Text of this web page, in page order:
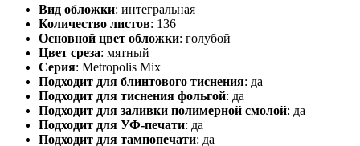
Вид обложки: интегральная
Количество листов: 136
Основной цвет обложки: голубой
Цвет среза: мятный
Серия: Metropolis Mix
Подходит для блинтового тиснения: да
Подходит для тиснения фольгой: да
Подходит для заливки полимерной смолой: да
Подходит для УФ-печати: да
Подходит для тампопечати: да